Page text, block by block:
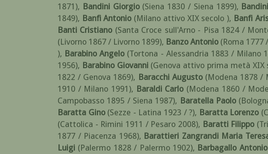
1871), Bandini Giorgio (Siena 1830 / Siena 1899),
1849), Banfi Antonio (Milano attivo XIX secolo ), Banfi
Banti Cristiano (Santa Croce sull'Arno - Pisa 1824 /
(Livorno 1867 / Livorno 1899), Banzo Antonio (Roma 1777
), Barabino Angelo (Tortona - Alessandria 1883 / Milano
1956), Barabino Giovanni (Genova attivo prima metà XIX
1822 / Genova 1869), Baracchi Augusto (Modena 1878 /
1910 / Milano 1991), Baraldi Carlo (Modena 1860 /
Campobasso 1895 / Siena 1987), Baratella Paolo
Baratta Gino (Sezze - Latina 1923 / ?), Baratta Lorenzo
(Cattolica - Rimini 1911 / Pesaro 2008), Baratti Filippo
1877 / Piacenza 1968), Barattieri Zangrandi Maria
Luigi (Palermo 1828 / Palermo 1902), Barbagallo Antonio